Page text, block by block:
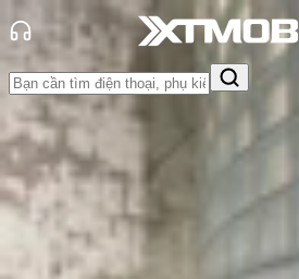
Trang chủ
Tin tức
Thủ thuật
Tin Mới
Đánh Giá - Trên Tay
Thủ thuật
hàng - Sự kiện